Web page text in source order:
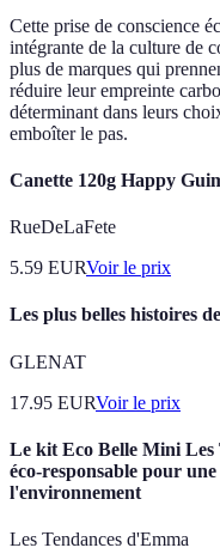
Cette prise de conscience
intégrante de la culture de
plus de marques qui
réduire leur empreinte
déterminant dans leurs
emboîter le pas.
Canette 120g Happy
RueDeLaFete
5.59 EURVoir le prix
Les plus belles histoires
GLENAT
17.95 EURVoir le prix
Le kit Eco Belle Mini Les
éco-responsable pour
l'environnement
Les Tendances d'Emma